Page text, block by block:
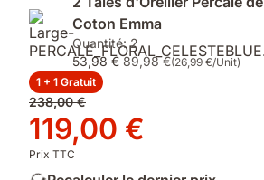
Coton Emma
Quantité: 2
53,98 €89,98 €(26,99 €/Unit)
1 + 1 Gratuit
Prix
d'origine
238,00 €
238,00 €
Prix
119,00 €
119,00 €
Prix TTC